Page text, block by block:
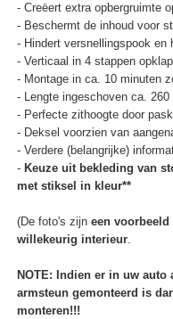
- Creëert extra opbergruimte
- Beschermt de inhoud voor
- Hindert versnellingspook en
- Verticaal in 4 stappen
- Montage in ca. 10 minuten
- Lengte ingeschoven ca.
- Perfecte zithoogte door
- Deksel voorzien van
- Verdere (belangrijke)
- Keuze uit bekleding van
met stiksel in kleur**
(De foto's zijn een voorbeeld
willekeurig interieur.
NOTE: Indien er in uw auto
armsteun gemonteerd is
monteren!!!